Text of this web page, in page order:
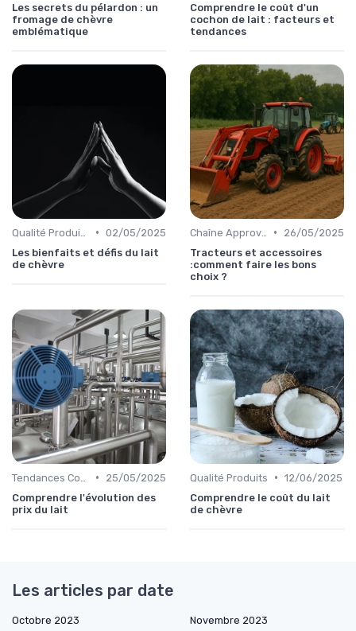
Les secrets du pélardon : un
fromage de chèvre
emblématique
Comprendre le coût d'un
cochon de lait : facteurs et
tendances
• 02/05/2025
Les bienfaits et défis du lait
de chèvre
•
26/05/2025
Tracteurs et accessoires
:comment faire les bons
choix ?
•
25/05/2025
Comprendre l'évolution des
prix du lait
Qualité Produits • 12/06/2025
Comprendre le coût du lait
de chèvre
Les articles par date
Octobre 2023
Novembre 2023